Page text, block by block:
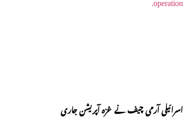
اسرائیلی آرمی چیف نے غزہ آپریشن جاری